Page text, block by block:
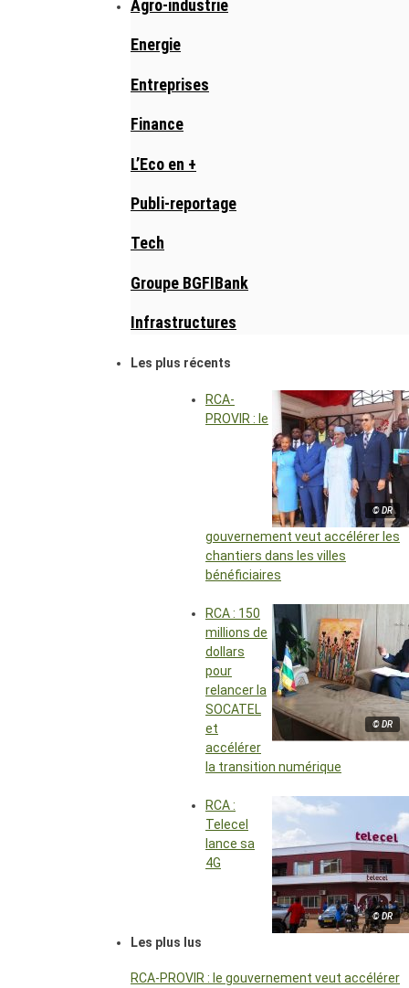
Agro-industrie
Energie
Entreprises
Finance
L’Eco en +
Publi-reportage
Tech
Groupe BGFIBank
Infrastructures
Les plus récents
© DR
RCA-
PROVIR : le
gouvernement veut accélérer les
chantiers dans les villes
bénéficiaires
© DR
RCA : 150
millions de
dollars
pour
relancer la
SOCATEL
et
accélérer
la transition numérique
© DR
RCA :
Telecel
lance sa
4G
Les plus lus
RCA-PROVIR : le gouvernement veut accélérer